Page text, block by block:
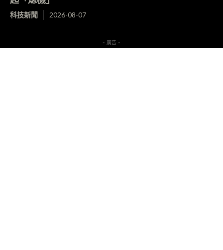
科技新聞 2026-08-07
- 廣告 -